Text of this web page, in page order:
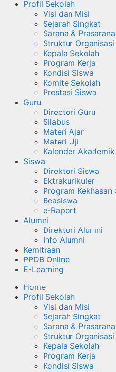
Profil Sekolah
Visi dan Misi
Sejarah Singkat
Sarana & Prasarana
Struktur Organisasi
Kepala Sekolah
Program Kerja
Kondisi Siswa
Komite Sekolah
Prestasi Siswa
Guru
Directori Guru
Silabus
Materi Ajar
Materi Uji
Kalender Akademik
Siswa
Direktori Siswa
Ektrakurikuler
Program Kekhasan
Beasiswa
e-Raport
Alumni
Direktori Alumni
Info Alumni
Kemitraan
PPDB Online
E-Learning
Home
Profil Sekolah
Visi dan Misi
Sejarah Singkat
Sarana & Prasarana
Struktur Organisasi
Kepala Sekolah
Program Kerja
Kondisi Siswa